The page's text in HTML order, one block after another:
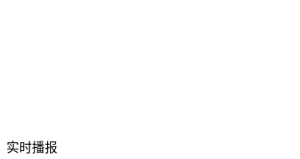
实时播报